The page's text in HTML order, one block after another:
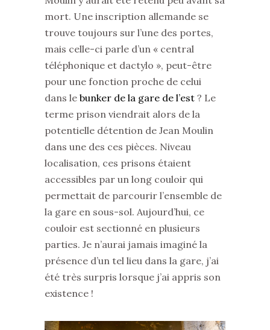
mort. Une inscription allemande se
trouve toujours sur l’une des portes,
mais celle-ci parle d’un « central
téléphonique et dactylo », peut-être
pour une fonction proche de celui
dans le bunker de la gare de l’est ? Le
terme prison viendrait alors de la
potentielle détention de Jean Moulin
dans une des ces pièces. Niveau
localisation, ces prisons étaient
accessibles par un long couloir qui
permettait de parcourir l’ensemble de
la gare en sous-sol. Aujourd’hui, ce
couloir est sectionné en plusieurs
parties. Je n’aurai jamais imaginé la
présence d’un tel lieu dans la gare, j’ai
été très surpris lorsque j’ai appris son
existence !